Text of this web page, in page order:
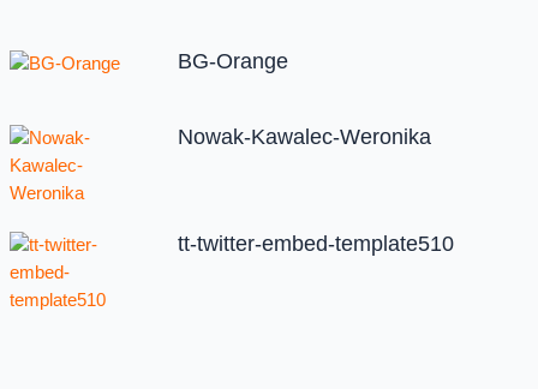
BG-Orange
Nowak-Kawalec-Weronika
tt-twitter-embed-template510